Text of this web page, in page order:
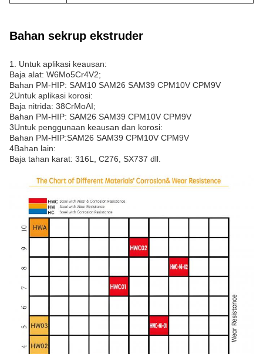
Bahan sekrup ekstruder
1. Untuk aplikasi keausan:
Baja alat: W6Mo5Cr4V2;
Bahan PM-HIP: SAM10 SAM26 SAM39 CPM10V CPM9V
2Untuk aplikasi korosi:
Baja nitrida: 38CrMoAI;
Bahan PM-HIP: SAM26 SAM39 CPM10V CPM9V
3Untuk penggunaan keausan dan korosi:
Bahan PM-HIP:SAM26 SAM39 CPM10V CPM9V
4Bahan lain:
Baja tahan karat: 316L, C276, SX737 dll.